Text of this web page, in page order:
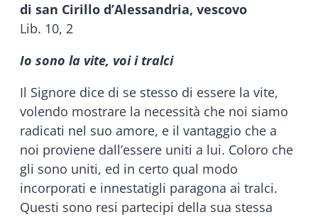
di san Cirillo d’Alessandria, vescovo
Lib. 10, 2
Io sono la vite, voi i tralci
Il Signore dice di se stesso di essere la vite,
volendo mostrare la necessità che noi siamo
radicati nel suo amore, e il vantaggio che a
noi proviene dall’essere uniti a lui. Coloro che
gli sono uniti, ed in certo qual modo
incorporati e innestatigli paragona ai tralci.
Questi sono resi partecipi della sua stessa